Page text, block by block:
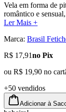
Vela em forma de
romântico e
Ler Mais +
Marca: Brasil
R$ 17,91no Pix
ou R$ 19,90 no
+50 vendidos
Adicionar à